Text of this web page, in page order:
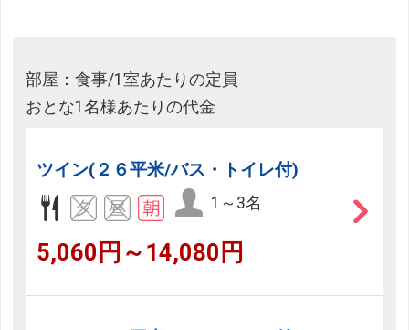
部屋：食事/1室あたりの定員
おとな1名様あたりの代金
ツイン(２６平米/バス・トイレ付)
1～3名
5,060円～14,080円